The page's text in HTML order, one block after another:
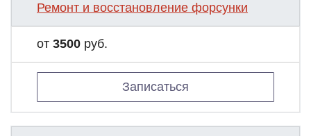
Ремонт и восстановление форсунки
от 3500 руб.
Записаться